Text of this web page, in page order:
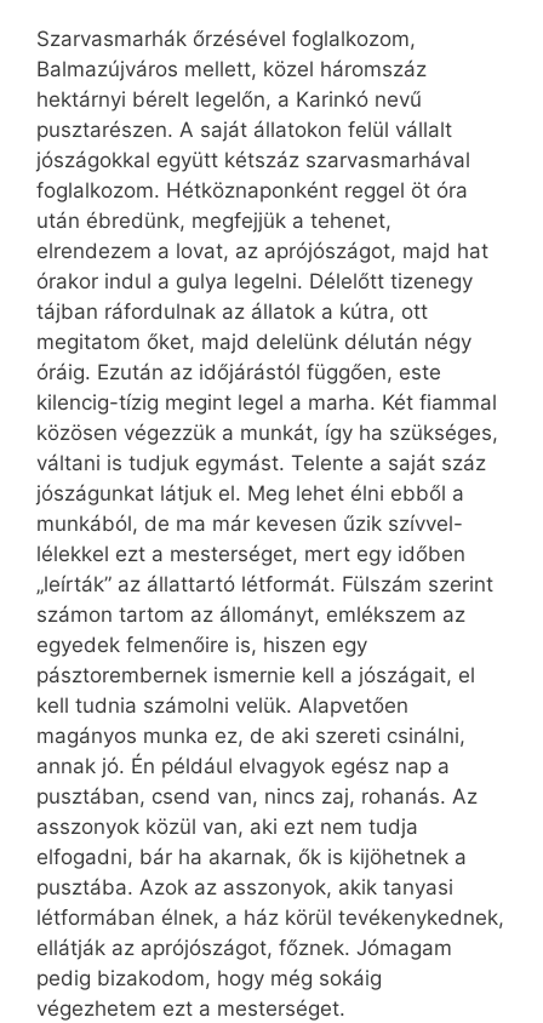
Szarvasmarhák őrzésével foglalkozom,
Balmazújváros mellett, közel háromszáz
hektárnyi bérelt legelőn, a Karinkó nevű
pusztarészen. A saját állatokon felül vállalt
jószágokkal együtt kétszáz szarvasmarhával
foglalkozom. Hétköznaponként reggel öt óra
után ébredünk, megfejjük a tehenet,
elrendezem a lovat, az aprójószágot, majd hat
órakor indul a gulya legelni. Délelőtt tizenegy
tájban ráfordulnak az állatok a kútra, ott
megitatom őket, majd delelünk dél­után négy
óráig. Ezután az időjárástól függően, este
kilencig-tízig megint legel a marha. Két fiammal
közösen végezzük a munkát, így ha szükséges,
váltani is tudjuk egymást. Telente a saját száz
jószágunkat látjuk el. Meg lehet élni ebből a
munkából, de ma már kevesen űzik szívvel-
lélekkel ezt a mesterséget, mert egy időben
„leírták” az állattartó létformát. Fülszám szerint
számon tartom az állományt, emlékszem az
egyedek felmenőire is, hiszen egy
pásztorembernek ismernie kell a jószágait, el
kell tudnia számolni velük. Alapvetően
magányos munka ez, de aki szereti csinálni,
annak jó. Én például elvagyok egész nap a
pusztában, csend van, nincs zaj, rohanás. Az
asszonyok közül van, aki ezt nem tudja
elfogadni, bár ha akarnak, ők is kijöhetnek a
pusztába. Azok az asszonyok, akik tanyasi
létformában élnek, a ház körül tevékenykednek,
ellátják az aprójószágot, főznek. Jómagam
pedig bizakodom, hogy még sokáig
végezhetem ezt a mesterséget.